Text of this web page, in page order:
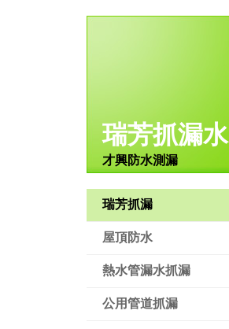
瑞芳抓漏水
才興防水測漏
瑞芳抓漏
屋頂防水
熱水管漏水抓漏
公用管道抓漏